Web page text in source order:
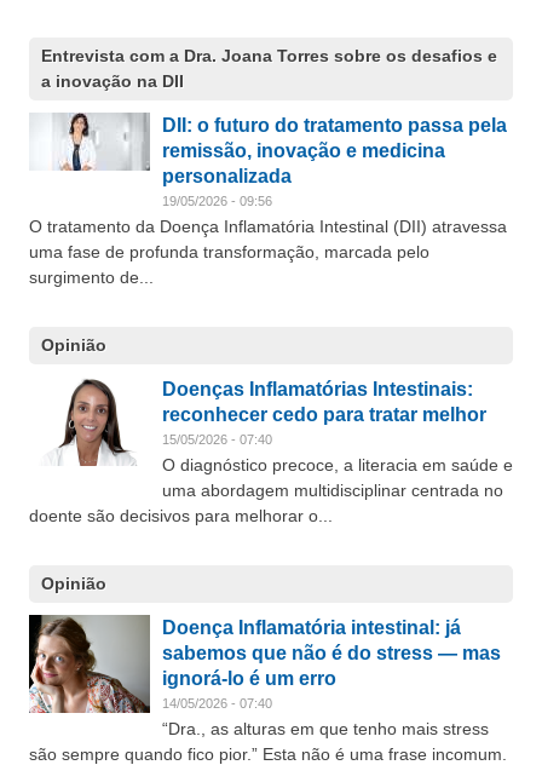
Entrevista com a Dra. Joana Torres sobre os desafios e
a inovação na DII
DII: o futuro do tratamento passa pela
remissão, inovação e medicina
personalizada
19/05/2026 - 09:56
O tratamento da Doença Inflamatória Intestinal (DII) atravessa
uma fase de profunda transformação, marcada pelo
surgimento de...
Opinião
Doenças Inflamatórias Intestinais:
reconhecer cedo para tratar melhor
15/05/2026 - 07:40
O diagnóstico precoce, a literacia em saúde e
uma abordagem multidisciplinar centrada no
doente são decisivos para melhorar o...
Opinião
Doença Inflamatória intestinal: já
sabemos que não é do stress — mas
ignorá-lo é um erro
14/05/2026 - 07:40
“Dra., as alturas em que tenho mais stress
são sempre quando fico pior.” Esta não é uma frase incomum.